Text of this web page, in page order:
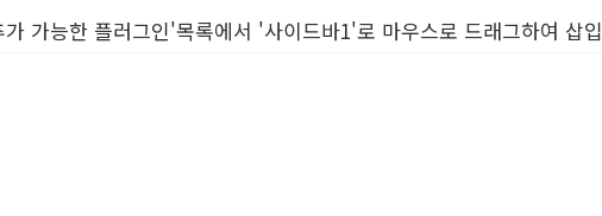
가능한 플러그인'목록에서 '사이드바1'로 마우스로 드래그하여 삽입